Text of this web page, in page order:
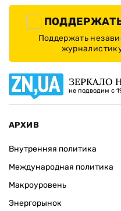
ПОДДЕРЖАТЬ
Поддержать
ЗЕРКАЛО
не подводим с
АРХИВ
Внутренняя политика
Международная политика
Макроуровень
Энергорынок